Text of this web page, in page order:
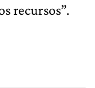
recursos”.